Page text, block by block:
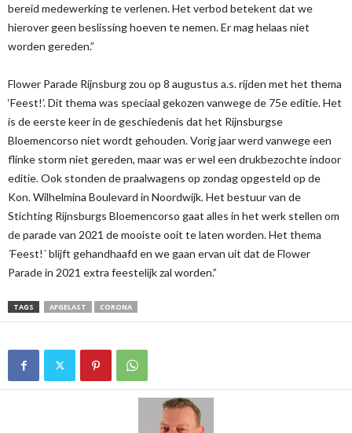
bereid medewerking te verlenen. Het verbod betekent dat we
hierover geen beslissing hoeven te nemen. Er mag helaas niet
worden gereden.”
Flower Parade Rijnsburg zou op 8 augustus a.s. rijden met het thema
‘Feest!’. Dit thema was speciaal gekozen vanwege de 75e editie. Het
is de eerste keer in de geschiedenis dat het Rijnsburgse
Bloemencorso niet wordt gehouden. Vorig jaar werd vanwege een
flinke storm niet gereden, maar was er wel een drukbezochte indoor
editie. Ook stonden de praalwagens op zondag opgesteld op de
Kon. Wilhelmina Boulevard in Noordwijk. Het bestuur van de
Stichting Rijnsburgs Bloemencorso gaat alles in het werk stellen om
de parade van 2021 de mooiste ooit te laten worden. Het thema
´Feest!´ blijft gehandhaafd en we gaan ervan uit dat de Flower
Parade in 2021 extra feestelijk zal worden.”
TAGS AFGELAST CORONA